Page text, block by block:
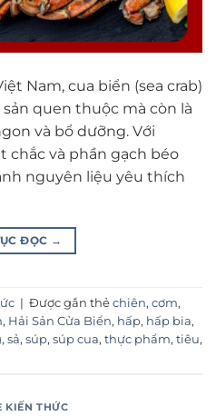
Nam, cua biển (sea crab)
quen thuộc mà còn là
và bổ dưỡng. Với
chắc và phần gạch béo
nguyên liệu yêu thích
ĐỌC →
| Được gắn thẻ chiên, cơm,
, Hải Sản Cửa Biển, hấp, hấp bia,
, sả, súp, súp cua, thực phẩm, tiêu,
KIẾN THỨC